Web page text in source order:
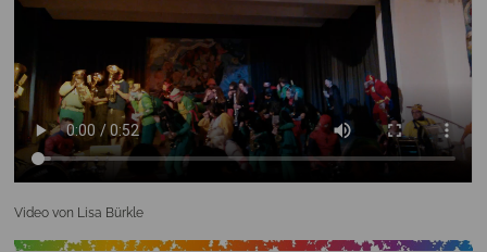
Video von Lisa Bürkle